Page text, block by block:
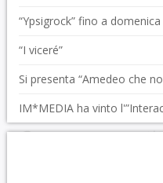
“Ypsigrock” fino a
“I viceré”
Si presenta “Amedeo che
IM*MEDIA ha vinto